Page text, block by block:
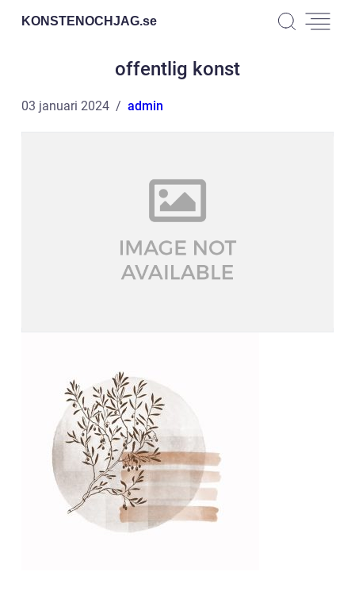
KONSTENOCHJAG.se
offentlig konst
03 januari 2024 admin